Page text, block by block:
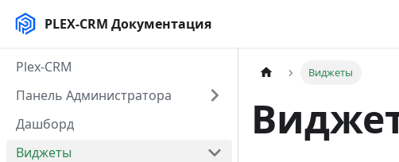
PLEX-CRM Документация
Plex-CRM
Панель Администратора
Дашборд
Виджеты
Виджеты